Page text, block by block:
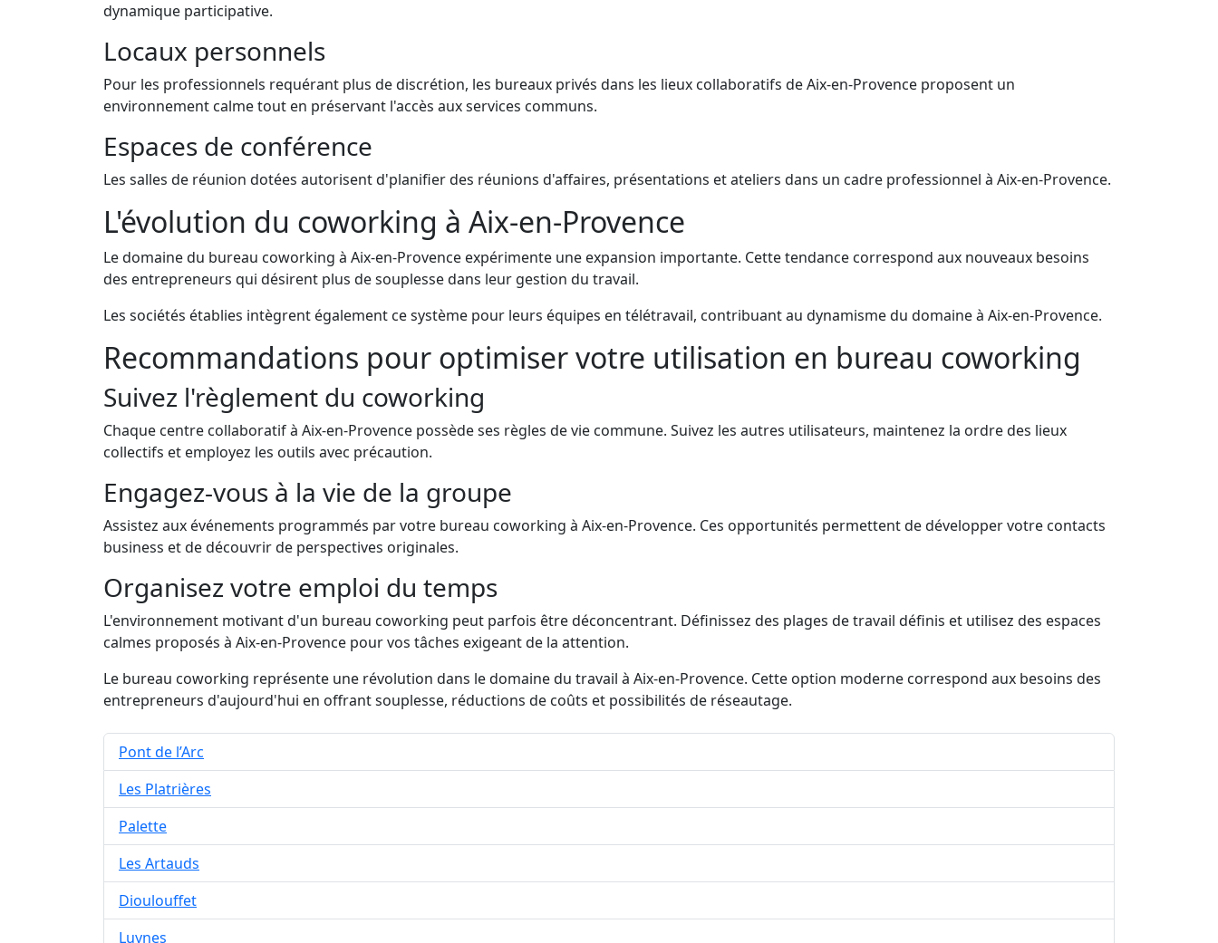
dynamique participative.
Locaux personnels
Pour les professionnels requérant plus de discrétion, les bureaux privés dans les lieux collaboratifs de Aix-en-Provence proposent un
environnement calme tout en préservant l'accès aux services communs.
Espaces de conférence
Les salles de réunion dotées autorisent d'planifier des réunions d'affaires, présentations et ateliers dans un cadre professionnel à Aix-en-Provence.
L'évolution du coworking à Aix-en-Provence
Le domaine du bureau coworking à Aix-en-Provence expérimente une expansion importante. Cette tendance correspond aux nouveaux besoins
des entrepreneurs qui désirent plus de souplesse dans leur gestion du travail.
Les sociétés établies intègrent également ce système pour leurs équipes en télétravail, contribuant au dynamisme du domaine à Aix-en-Provence.
Recommandations pour optimiser votre utilisation en bureau coworking
Suivez l'règlement du coworking
Chaque centre collaboratif à Aix-en-Provence possède ses règles de vie commune. Suivez les autres utilisateurs, maintenez la ordre des lieux
collectifs et employez les outils avec précaution.
Engagez-vous à la vie de la groupe
Assistez aux événements programmés par votre bureau coworking à Aix-en-Provence. Ces opportunités permettent de développer votre contacts
business et de découvrir de perspectives originales.
Organisez votre emploi du temps
L'environnement motivant d'un bureau coworking peut parfois être déconcentrant. Définissez des plages de travail définis et utilisez des espaces
calmes proposés à Aix-en-Provence pour vos tâches exigeant de la attention.
Le bureau coworking représente une révolution dans le domaine du travail à Aix-en-Provence. Cette option moderne correspond aux besoins des
entrepreneurs d'aujourd'hui en offrant souplesse, réductions de coûts et possibilités de réseautage.
Pont de l’Arc
Les Platrières
Palette
Les Artauds
Dioulouffet
Luynes